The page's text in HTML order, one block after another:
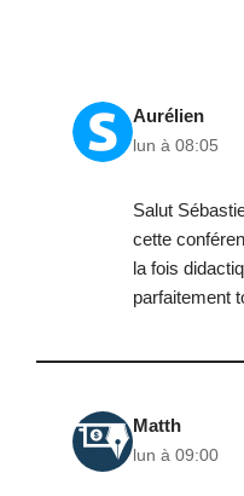
Aurélien
lun à 08:05
Salut
cette
la fois
parfaitement
Matth
lun à 09:00